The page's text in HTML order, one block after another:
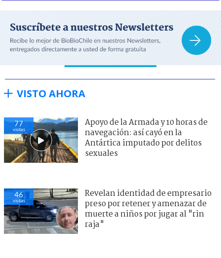
VISTO AHORA
77
visitas
Apoyo de la Armada y 10 horas de
navegación: así cayó en la
Antártica imputado por delitos
sexuales
46
visitas
Revelan identidad de empresario
preso por retener y amenazar de
muerte a niños por jugar al "rin
raja"